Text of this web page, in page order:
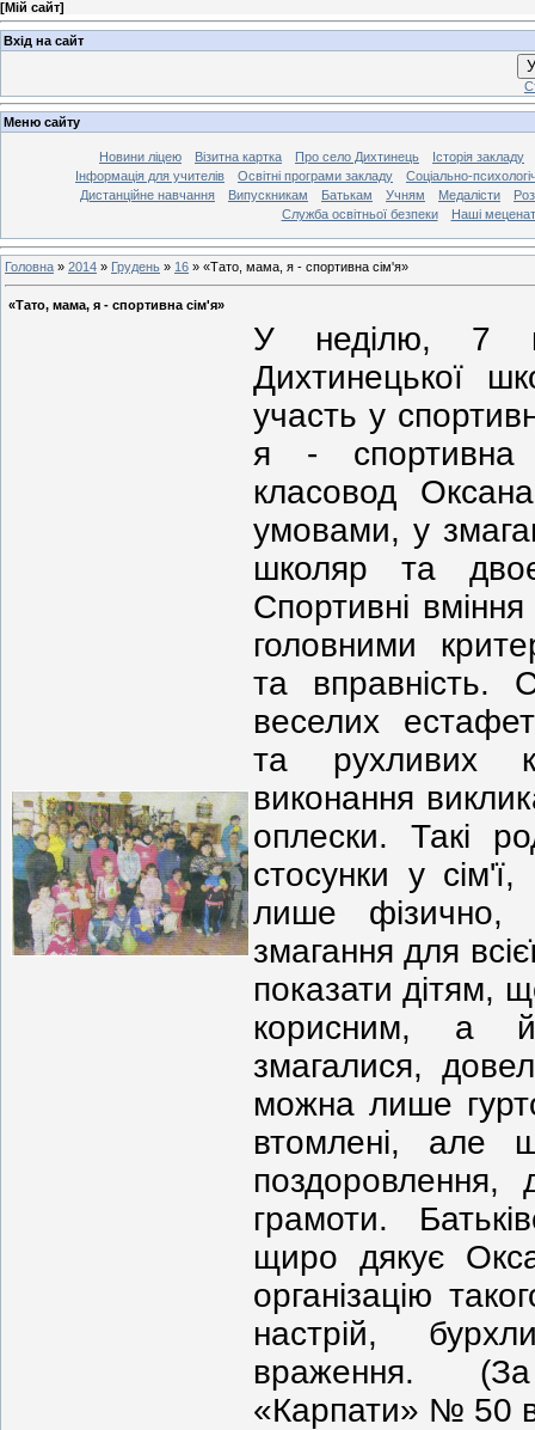
[Мій сайт]
Вхід на сайт
Меню сайту
Новини ліцею Візитна картка Про село Дихтинець
Історія закладу
Інформація для учителів
Освітні програми закладу
Соціально-
Дистанційне навчання
Випускникам Батькам Учням Медалісти
Служба освітньої безпеки
Наші
Головна » 2014 » Грудень » 16 » «Тато, мама, я - спортивна сім'я»
«Тато, мама, я - спортивна сім'я»
У неділю, 7
Дихтинецької
участь у
я - спортивна
класовод
умовами, у
школяр та
Спортивні
головними
та вправність.
веселих
та рухливих
виконання
оплески. Такі
стосунки у
лише фізично,
змагання для
показати дітям,
корисним, а
змагалися,
можна лише
втомлені, але
грамоти.
щиро дякує
організацію
настрій,
враження.
«Карпати» № 50